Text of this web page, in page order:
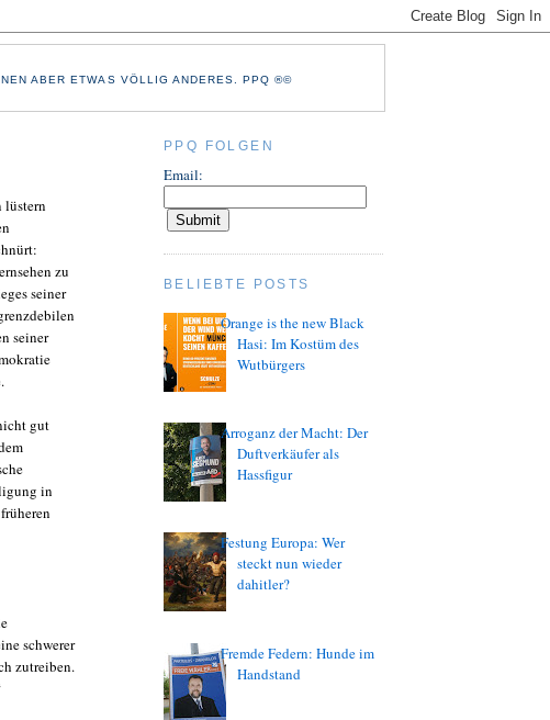
ABER ETWAS VÖLLIG ANDERES. PPQ ®©
lüstern
zu
seiner
seiner
gut
in
schwerer
zutreiben.
PPQ FOLGEN
Email:
BELIEBTE POSTS
Orange is the new Black
Hasi: Im Kostüm des
Wutbürgers
Arroganz der Macht: Der
Duftverkäufer als
Hassfigur
Festung Europa: Wer
steckt nun wieder
dahitler?
Fremde Federn: Hunde im
Handstand